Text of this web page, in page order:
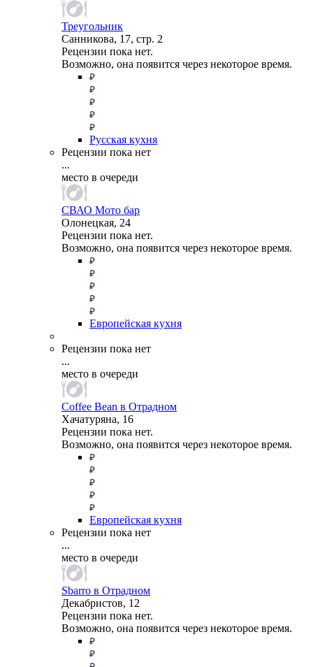
Треугольник
Санникова, 17, стр. 2
Рецензии пока нет.
Возможно, она появится через некоторое время.
Русская кухня
Рецензии пока нет
...
место в очереди
СВАО Мото бар
Олонецкая, 24
Рецензии пока нет.
Возможно, она появится через некоторое время.
Европейская кухня
Рецензии пока нет
...
место в очереди
Coffee Bean в Отрадном
Хачатуряна, 16
Рецензии пока нет.
Возможно, она появится через некоторое время.
Европейская кухня
Рецензии пока нет
...
место в очереди
Sbarro в Отрадном
Декабристов, 12
Рецензии пока нет.
Возможно, она появится через некоторое время.